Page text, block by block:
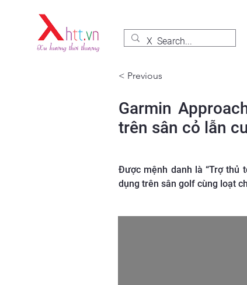
< Previous
Garmin
trên sân cỏ lẫn
Được mệnh danh là “Trợ thủ
dụng trên sân golf cùng loạt